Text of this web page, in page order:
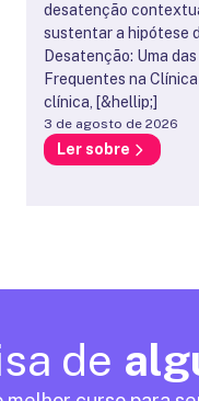
desatenção
sustentar a hipótese
Desatenção: Uma
Frequentes na
clínica, [&hellip;]
Ler sobre
3 de agosto de 2026
de